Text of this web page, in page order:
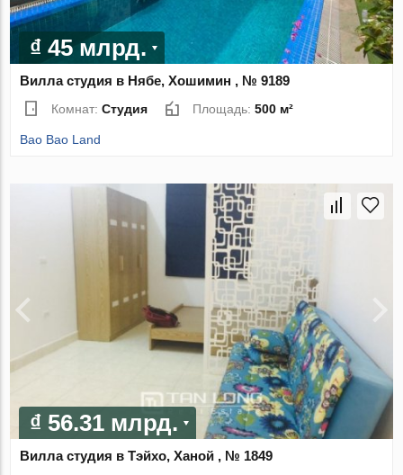
₫ 45 млрд.
Вилла студия в Нябе, Хошимин , № 9189
Комнат:Студия Площадь:500 м²
Bao Bao Land
₫ 56.31 млрд.
Вилла студия в Тэйхо, Ханой , № 1849